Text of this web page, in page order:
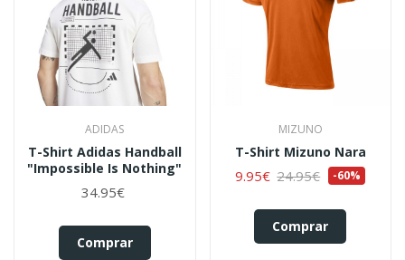
ADIDAS
T-Shirt Adidas Handball
"Impossible Is Nothing"
34.95€
Comprar
MIZUNO
T-Shirt Mizuno Nara
9.95€ 24.95€ -60%
Comprar